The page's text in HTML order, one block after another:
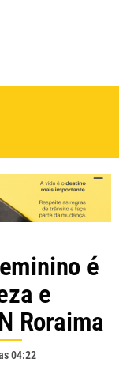
é
e
Roraima
04:22